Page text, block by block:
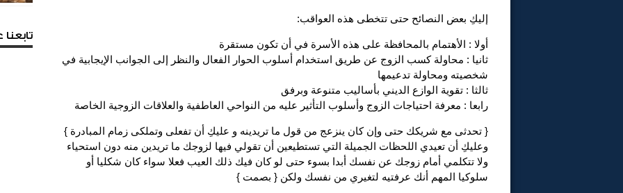
إليكِ بعض النصائح حتى تتخطى هذه العواقب:
أولا : الأهتمام بالمحافظة على هذه الأسرة في أن تكون مستقرة
ثانيا : محاولة كسب الزوج عن طريق استخدام أسلوب الحوار الفعال والنظر إلى الجوانب الإيجابية في
شخصيته ومحاولة تدعيمها
ثالثا : تقوية الوازع الديني بأساليب متنوعة وبرفق
رابعا : معرفة احتياجات الزوج وأسلوب التأثير عليه من النواحي العاطفية والعلاقات الزوجية الخاصة
{ تحدثى مع شريكك حتى وإن كان ينزعج من قول ما تريدينه و عليكِ أن تفعلى وتملكى زمام المبادرة }
وعليكِ أن تعيدي اللحظات الجميلة التي تستطيعين أن تقولي فيها لزوجك ما تريدين منه دون استحياء
ولا تتكلمي أمام زوجك عن نفسك أبدا بسوء حتى لو كان فيك ذلك العيب فعلا سواء كان شكليا أو
سلوكيا المهم أنك عرفتيه لتغيري من نفسك ولكن { بصمت }